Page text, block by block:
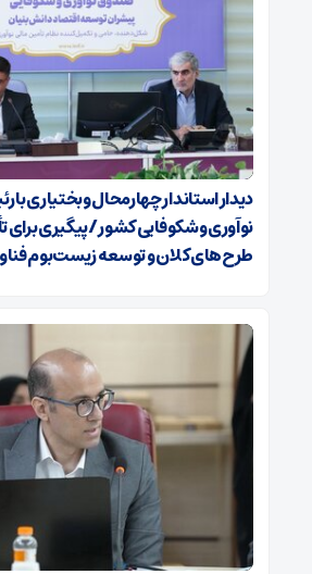
دیدار استاندار چهارمحال وبختیاری
نوآوری وشکوفایی کشور /پیگیری برای
طرح‌های کلان و توسعه زیست‌بوم